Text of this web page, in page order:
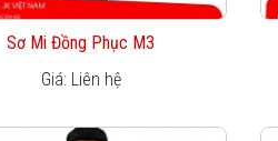
Sơ Mi Đồng Phục M3
Giá: Liên hệ